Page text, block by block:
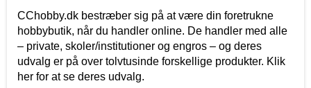
CChobby.dk bestræber sig på at være din foretrukne
hobbybutik, når du handler online. De handler med alle
– private, skoler/institutioner og engros – og deres
udvalg er på over tolvtusinde forskellige produkter. Klik
her for at se deres udvalg.